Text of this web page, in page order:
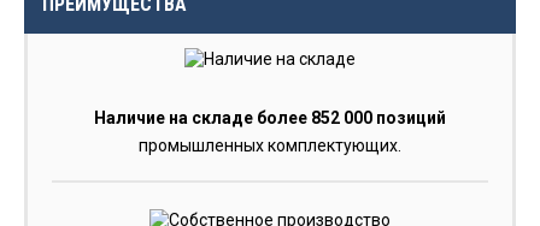
Наличие на складе более 852 000 позиций
промышленных комплектующих.